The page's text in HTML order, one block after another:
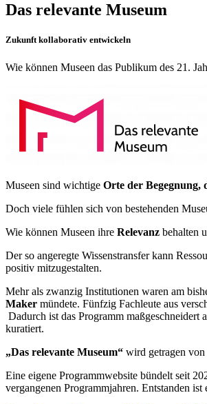
Das relevante Museum
Zukunft kollaborativ entwickeln
Wie können Museen das Publikum des 21.
Museen sind wichtige Orte der Begegnung,
Doch viele fühlen sich von bestehenden
Wie können Museen ihre Relevanz behalten
Der so angeregte Wissenstransfer kann
positiv mitzugestalten.
Mehr als zwanzig Institutionen waren am
Maker mün­dete. Fünfzig Fachleute aus
Dadurch ist das Programm
kuratiert.
„Das relevante Museum“ wird getragen
Eine eigene Programmwebsite bündelt seit
vergangenen Programmjahren. Entstanden